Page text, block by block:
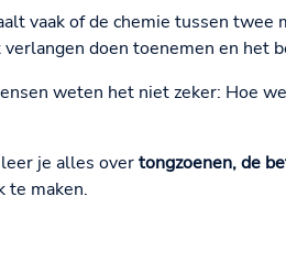
vaak of de chemie tussen
doen toenemen en het
weten het niet zeker: Hoe
je alles overtongzoenen, de
te maken.